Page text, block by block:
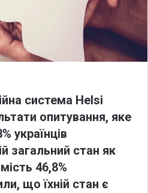
система Helsi
опитування, яке
українців
загальний стан як
46,8%
що їхній стан є